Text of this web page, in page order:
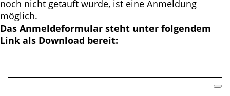
noch nicht getauft wurde, ist eine Anmeldung
möglich.
Das Anmeldeformular steht unter folgendem
Link als Download bereit: